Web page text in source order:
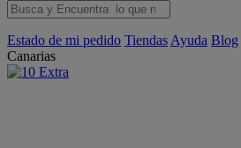
Estado de mi pedido Tiendas Ayuda Blog
Canarias